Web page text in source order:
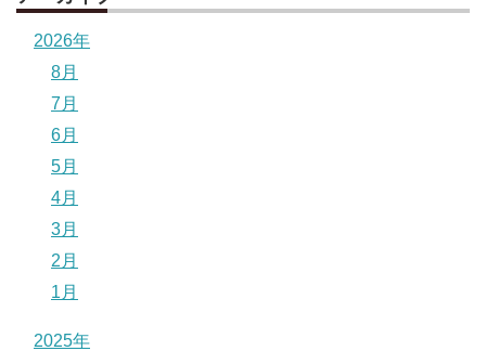
2026年
8月
7月
6月
5月
4月
3月
2月
1月
2025年